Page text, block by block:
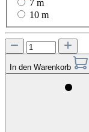
7 m
10 m
In den Warenkorb